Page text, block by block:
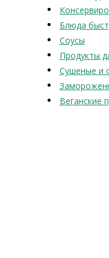
Блюда
Соусы
Продукты
Сушеные и
Веганские